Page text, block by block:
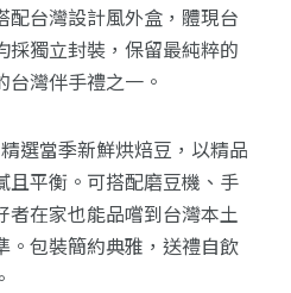
配台灣設計風外盒，體現台
採獨立封裝，保留最純粹的
灣伴手禮之一。
選當季新鮮烘焙豆，以精品
且平衡。可搭配磨豆機、手
者在家也能品嚐到台灣本土
。包裝簡約典雅，送禮自飲